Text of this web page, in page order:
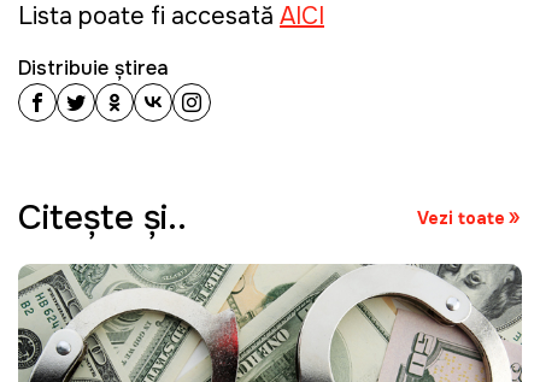
Lista poate fi accesată AICI
Distribuie știrea
Citeşte şi.. Vezi toate